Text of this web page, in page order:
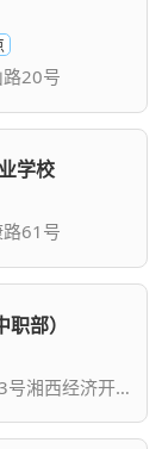
20号
学校
61号
部）
地址：吉首市武陵山大道3号湘西经济开发区